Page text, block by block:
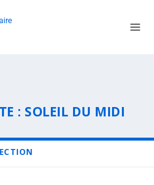
: SOLEIL DU MIDI